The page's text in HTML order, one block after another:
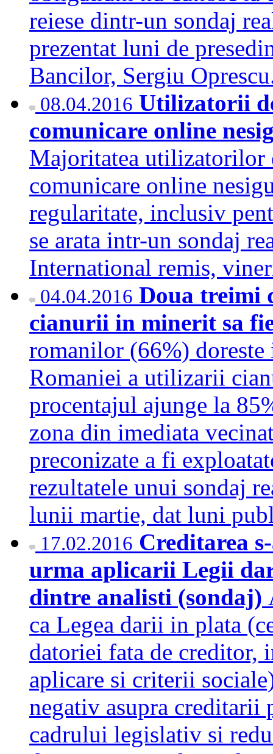
reiese dintr-un sondaj
prezentat luni de
Bancilor, Sergiu
08.04.2016 Utilizatorii
comunicare online
Majoritatea utilizatorilor
comunicare online
regularitate, inclusiv
se arata intr-un sondaj
International remis,
04.04.2016 Doua treimi
cianurii in minerit sa
romanilor (66%) doreste
Romaniei a utilizarii
procentajul ajunge la
zona din imediata
preconizate a fi
rezultatele unui sondaj
lunii martie, dat luni
17.02.2016 Creditarea
urma aplicarii Legii
dintre analisti (sondaj)
ca Legea darii in plata
datoriei fata de creditor,
aplicare si criterii
negativ asupra
cadrului legislativ si